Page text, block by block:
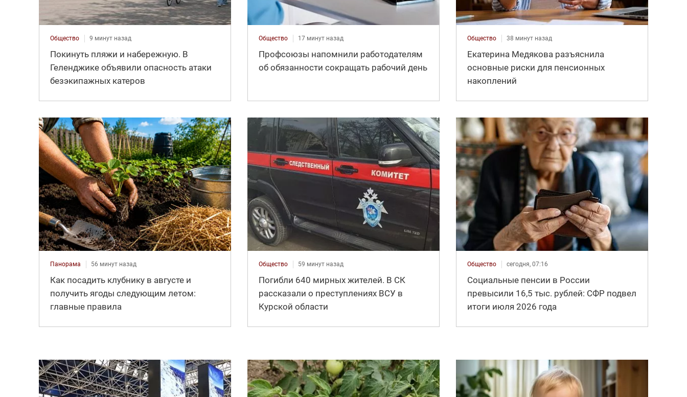
Общество 9 минут назад
Покинуть пляжи и набережную. В
Геленджике объявили опасность атаки
безэкипажных катеров
Общество 17 минут назад
Профсоюзы напомнили работодателям
об обязанности сокращать рабочий день
Общество 38 минут назад
Екатерина Медякова разъяснила
основные риски для пенсионных
накоплений
Панорама 56 минут назад
Как посадить клубнику в августе и
получить ягоды следующим летом:
главные правила
Общество 59 минут назад
Погибли 640 мирных жителей. В СК
рассказали о преступлениях ВСУ в
Курской области
Общество сегодня, 07:16
Социальные пенсии в России
превысили 16,5 тыс. рублей: СФР подвел
итоги июля 2026 года